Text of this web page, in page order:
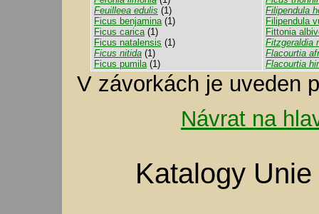
Feuilleea edulis (1)
Ficus benjamina(1)
Ficus carica(1)
Ficus natalensis (1)
Ficus nitida (1)
Ficus pumila(1)
Filipendula
Filipendula
Fittonia
Fitzgeraldia
Flacourtia
Flacourtia
V závorkách je uveden
Návrat na
Katalogy